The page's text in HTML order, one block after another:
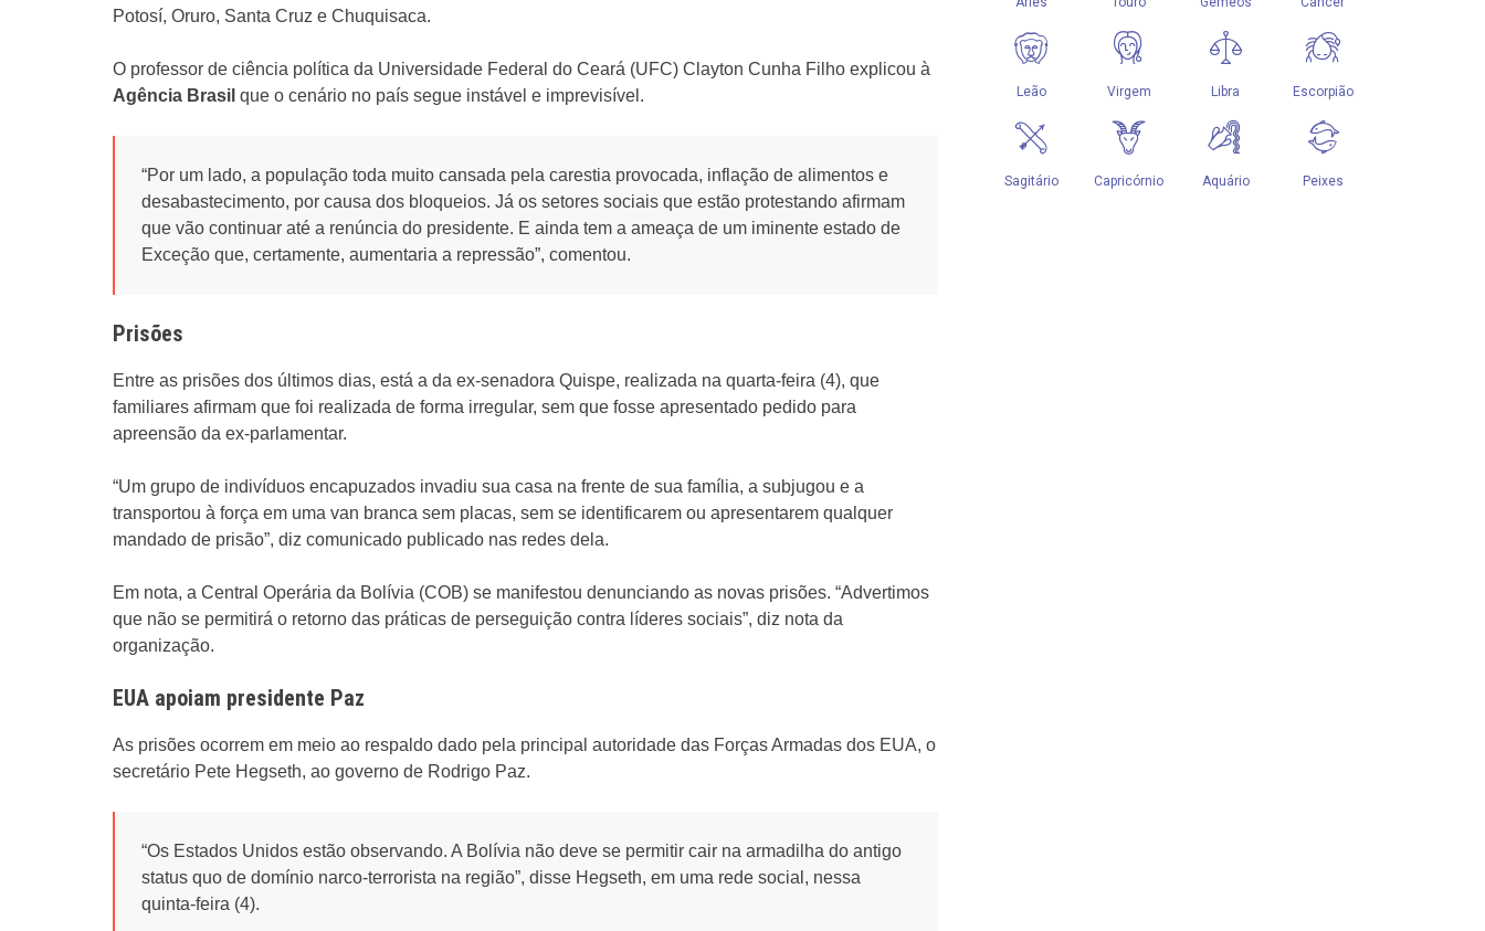
Potosí, Oruro, Santa Cruz e Chuquisaca.
O professor de ciência política da Universidade Federal do Ceará (UFC) Clayton Cunha Filho explicou à
Agência Brasil que o cenário no país segue instável e imprevisível.
“Por um lado, a população toda muito cansada pela carestia provocada, inflação de alimentos e
desabastecimento, por causa dos bloqueios. Já os setores sociais que estão protestando afirmam
que vão continuar até a renúncia do presidente. E ainda tem a ameaça de um iminente estado de
Exceção que, certamente, aumentaria a repressão”, comentou.
Prisões
Entre as prisões dos últimos dias, está a da ex-senadora Quispe, realizada na quarta-feira (4), que
familiares afirmam que foi realizada de forma irregular, sem que fosse apresentado pedido para
apreensão da ex-parlamentar.
“Um grupo de indivíduos encapuzados invadiu sua casa na frente de sua família, a subjugou e a
transportou à força em uma van branca sem placas, sem se identificarem ou apresentarem qualquer
mandado de prisão”, diz comunicado publicado nas redes dela.
Em nota, a Central Operária da Bolívia (COB) se manifestou denunciando as novas prisões. “Advertimos
que não se permitirá o retorno das práticas de perseguição contra líderes sociais”, diz nota da
organização.
EUA apoiam presidente Paz
As prisões ocorrem em meio ao respaldo dado pela principal autoridade das Forças Armadas dos EUA, o
secretário Pete Hegseth, ao governo de Rodrigo Paz.
“Os Estados Unidos estão observando. A Bolívia não deve se permitir cair na armadilha do antigo
status quo de domínio narco-terrorista na região”, disse Hegseth, em uma rede social, nessa
quinta-feira (4).